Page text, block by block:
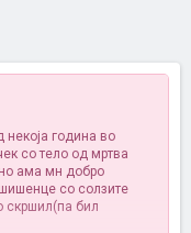
година во
со тело од мртва
ама мн добро
со солзите
скршил(па бил